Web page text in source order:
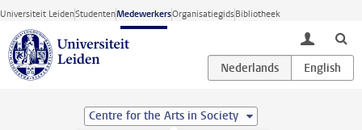
Ga direct naar de inhoud
Universiteit LeidenStudentenMedewerkersOrganisatiegidsBibliotheek
toggle
Centre for the Arts in Society